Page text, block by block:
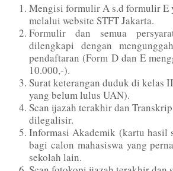
Mengisi formulir A s.d formulir E
melalui website STFT Jakarta.
Formulir dan semua
dilengkapi dengan
pendaftaran (Form D dan E
10.000,-).
Surat keterangan duduk di kelas
yang belum lulus UAN).
Scan ijazah terakhir dan
dilegalisir.
Informasi Akademik (kartu hasil
bagi calon mahasiswa yang
sekolah lain.